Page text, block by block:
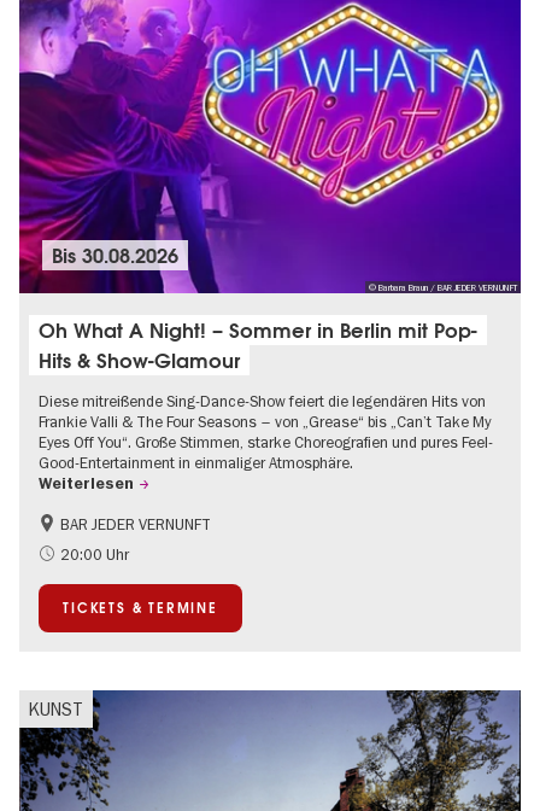
© Barbara Braun / BAR JEDER VERNUNFT
Bis30.08.2026
Oh What A Night! – Sommer in Berlin mit Pop-
Hits & Show-Glamour
Diese mitreißende Sing-Dance-Show feiert die legendären Hits von
Frankie Valli & The Four Seasons – von „Grease“ bis „Can’t Take My
Eyes Off You“. Große Stimmen, starke Choreografien und pures Feel-
Good-Entertainment in einmaliger Atmosphäre.
Weiterlesen
International
Kultursommer
BAR JEDER VERNUNFT
20:00 Uhr
TICKETS & TERMINE
KUNST